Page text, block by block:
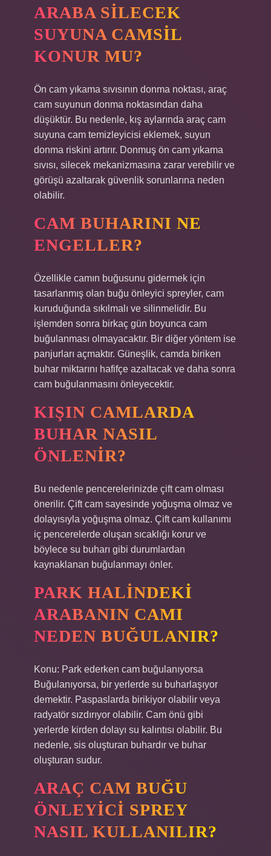
ARABA SILECEK
SUYUNA CAMSIL
KONUR MU?
Ön cam yıkama sıvısının donma noktası, araç
cam suyunun donma noktasından daha
düşüktür. Bu nedenle, kış aylarında araç cam
suyuna cam temizleyicisi eklemek, suyun
donma riskini artırır. Donmuş ön cam yıkama
sıvısı, silecek mekanizmasına zarar verebilir ve
görüşü azaltarak güvenlik sorunlarına neden
olabilir.
CAM BUHARINI NE
ENGELLER?
Özellikle camın buğusunu gidermek için
tasarlanmış olan buğu önleyici spreyler, cam
kuruduğunda sıkılmalı ve silinmelidir. Bu
işlemden sonra birkaç gün boyunca cam
buğulanması olmayacaktır. Bir diğer yöntem ise
panjurları açmaktır. Güneşlik, camda biriken
buhar miktarını hafifçe azaltacak ve daha sonra
cam buğulanmasını önleyecektir.
KIŞIN CAMLARDA
BUHAR NASIL
ÖNLENIR?
Bu nedenle pencerelerinizde çift cam olması
önerilir. Çift cam sayesinde yoğuşma olmaz ve
dolayısıyla yoğuşma olmaz. Çift cam kullanımı
iç pencerelerde oluşan sıcaklığı korur ve
böylece su buharı gibi durumlardan
kaynaklanan buğulanmayı önler.
PARK HALINDEKI
ARABANIN CAMI
NEDEN BUĞULANIR?
Konu: Park ederken cam buğulanıyorsa
Buğulanıyorsa, bir yerlerde su buharlaşıyor
demektir. Paspaslarda birikiyor olabilir veya
radyatör sızdırıyor olabilir. Cam önü gibi
yerlerde kirden dolayı su kalıntısı olabilir. Bu
nedenle, sis oluşturan buhardır ve buhar
oluşturan sudur.
ARAÇ CAM BUĞU
ÖNLEYICI SPREY
NASIL KULLANILIR?